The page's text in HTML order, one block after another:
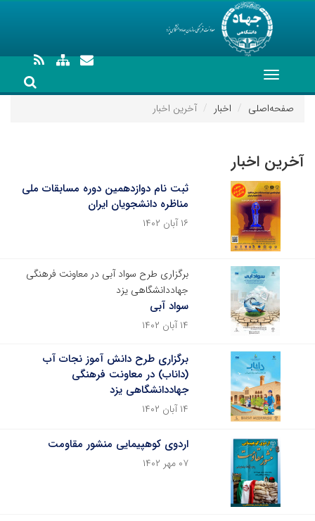
Toggle
navigation
صفحه‌اصلی
اخبار آخرین اخبار
آخرین اخبار
ثبت نام دوازدهمین دوره مسابقات ملی
مناظره دانشجویان ایران
۱۶ آبان ۱۴۰۲
برگزاری طرح سواد آبی در معاونت فرهنگی
جهاددانشگاهی یزد
سواد آبی
۱۴ آبان ۱۴۰۲
برگزاری طرح دانش آموز نجات آب
(داناب) در معاونت فرهنگی
جهاددانشگاهی یزد
۱۴ آبان ۱۴۰۲
اردوی کوهپیمایی منشور مقاومت
۰۷ مهر ۱۴۰۲